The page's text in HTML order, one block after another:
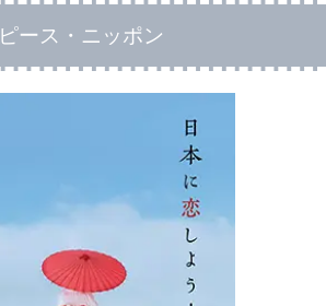
ピース・ニッポン